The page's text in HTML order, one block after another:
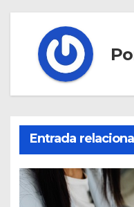
Entrada